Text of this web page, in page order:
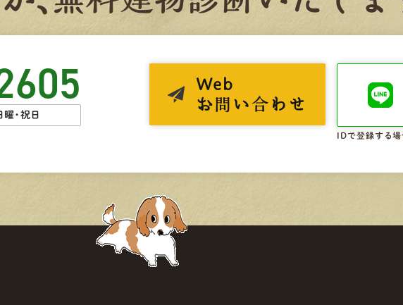
・祝日
Web
お問い合わせ
IDで登録する